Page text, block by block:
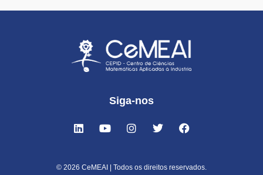
Siga-nos
© 2026 CeMEAI | Todos os direitos reservados.